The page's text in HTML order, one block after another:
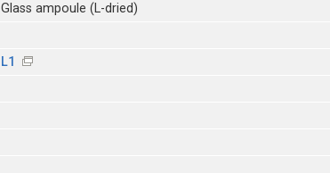
Glass ampoule (L-dried)
L1